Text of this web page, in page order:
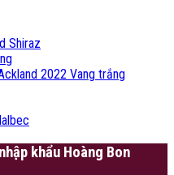
Shiraz
Vang trắng
khẩu Hoàng Bon